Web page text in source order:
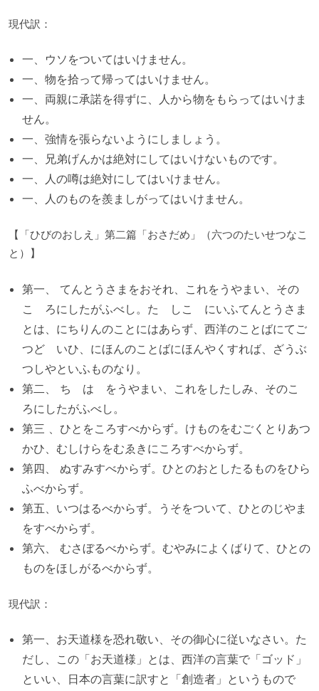
現代訳：
一、ウソをついてはいけません。
一、物を拾って帰ってはいけません。
一、両親に承諾を得ずに、人から物をもらってはいけま
せん。
一、強情を張らないようにしましょう。
一、兄弟げんかは絶対にしてはいけないものです。
一、人の噂は絶対にしてはいけません。
一、人のものを羨ましがってはいけません。
【「ひびのおしえ」第二篇「おさだめ」（六つのたいせつなこ
と）】
第一、 てんとうさまをおそれ、これをうやまい、その
こゝろにしたがふべし。たゞしこゝにいふてんとうさま
とは、にちりんのことにはあらず、西洋のことばにてご
つどゝいひ、にほんのことばにほんやくすれば、ざうぶ
つしやといふものなり。
第二、 ちゝはゝをうやまい、これをしたしみ、そのこゝ
ろにしたがふべし。
第三 、ひとをころすべからず。けものをむごくとりあつ
かひ、むしけらをむゑきにころすべからず。
第四、 ぬすみすべからず。ひとのおとしたるものをひら
ふべからず。
第五、いつはるべからず。うそをついて、ひとのじやま
をすべからず。
第六、 むさぼるべからず。むやみによくばりて、ひとの
ものをほしがるべからず。
現代訳：
第一、お天道様を恐れ敬い、その御心に従いなさい。た
だし、この「お天道様」とは、西洋の言葉で「ゴッド」
といい、日本の言葉に訳すと「創造者」というもので